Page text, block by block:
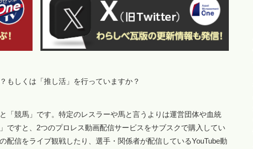
もしくは「推し活」を行っていますか？
「競馬」です。特定のレスラーや馬と言うよりは運営団体や血統
ですと、2つのプロレス動画配信サービスをサブスクで購入してい
配信をライブ観戦したり、選手・関係者が配信しているYouTube動